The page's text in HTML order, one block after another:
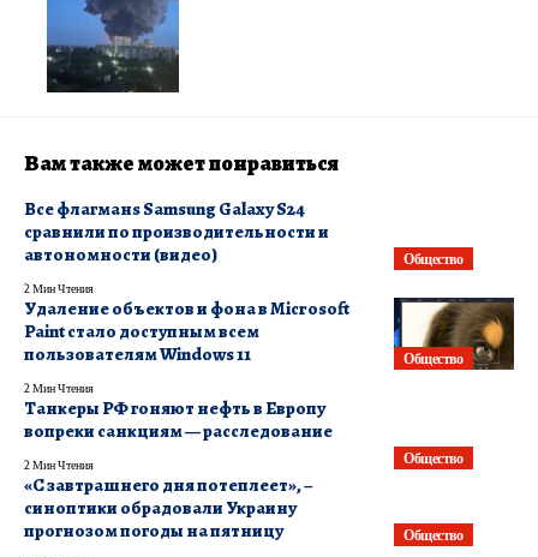
Вам также может понравиться
Общество
Все флагманs Samsung Galaxy S24
сравнили по производительности и
автономности (видео)
2 Мин Чтения
Общество
Удаление объектов и фона в Microsoft
Paint стало доступным всем
пользователям Windows 11
2 Мин Чтения
Общество
Танкеры РФ гоняют нефть в Европу
вопреки санкциям — расследование
2 Мин Чтения
Общество
«С завтрашнего дня потеплеет», –
синоптики обрадовали Украину
прогнозом погоды на пятницу